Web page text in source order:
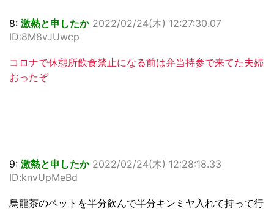
8: 激熱と申したか 2022/02/24(木) 12:27:30.07
ID:8M8vJUwcp
コロナで休憩所飲食禁止になる前は弁当持参で来てた夫婦
おったぞ
9: 激熱と申したか 2022/02/24(木) 12:28:18.33
ID:knvUpMeBd
烏龍茶のペットを半分飲んで半分キンミヤ入れて持って行